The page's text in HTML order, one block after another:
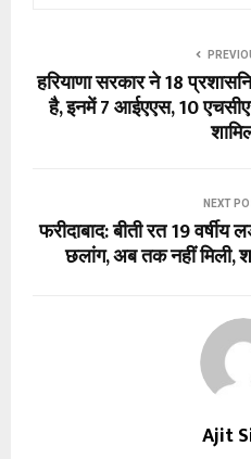
हरियाणा सरकार ने 18
है, इनमें 7 आईएएस, 10
NEXT
फरीदाबाद: बीती रत 19
छलांग, अब तक नहीं मिली,
Ajit